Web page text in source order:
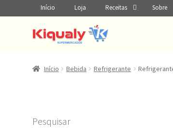
Início Loja Receitas Sobre
Início Bebida Refrigerante
Pesquisar